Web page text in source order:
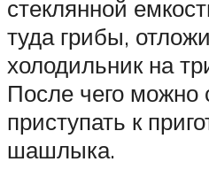
стеклянной
туда грибы,
холодильник на
После чего можно
приступать к
шашлыка.